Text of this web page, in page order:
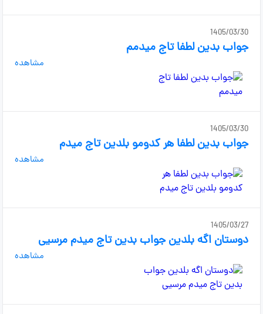
1405/03/30
جواب بدین لطفا تاج میدمم
مشاهده
1405/03/30
جواب بدین لطفا هر کدومو بلدین تاج میدم
مشاهده
1405/03/27
دوستان اگه بلدین جواب بدین تاج میدم مرسیی
مشاهده